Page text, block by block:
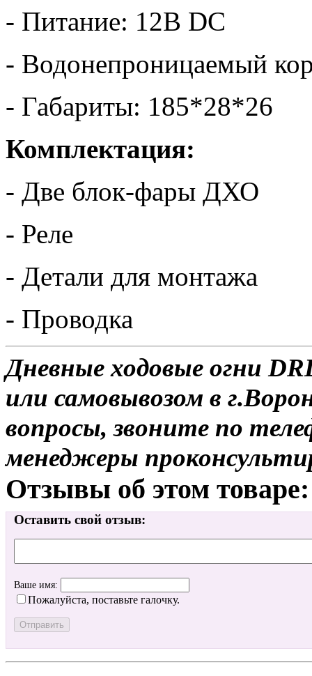
- Питание: 12В DC
- Водонепроницаемый
- Габариты: 185*28*26
Комплектация:
- Две блок-фары ДХО
- Реле
- Детали для монтажа
- Проводка
Дневные ходовые огни
или самовывозом в
вопросы, звоните по
менеджеры
Отзывы об этом товаре:
Оставить свой отзыв:
Ваше имя:
Пожалуйста, поставьте галочку.